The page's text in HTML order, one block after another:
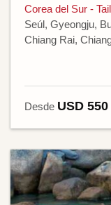
Corea del Sur -
Seúl, Gyeongju,
Chiang Rai,
Desde USD 550